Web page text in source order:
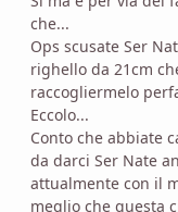
che...
Ops scusate Ser
righello da 21cm
raccogliermelo
Eccolo...
Conto che abbiate
da darci Ser Nate
attualmente con il
meglio che questa